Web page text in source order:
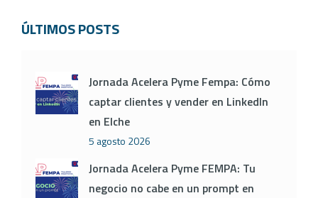
ÚLTIMOS POSTS
Jornada Acelera Pyme Fempa: Cómo
captar clientes y vender en LinkedIn
en Elche
5 agosto 2026
Jornada Acelera Pyme FEMPA: Tu
negocio no cabe en un prompt en